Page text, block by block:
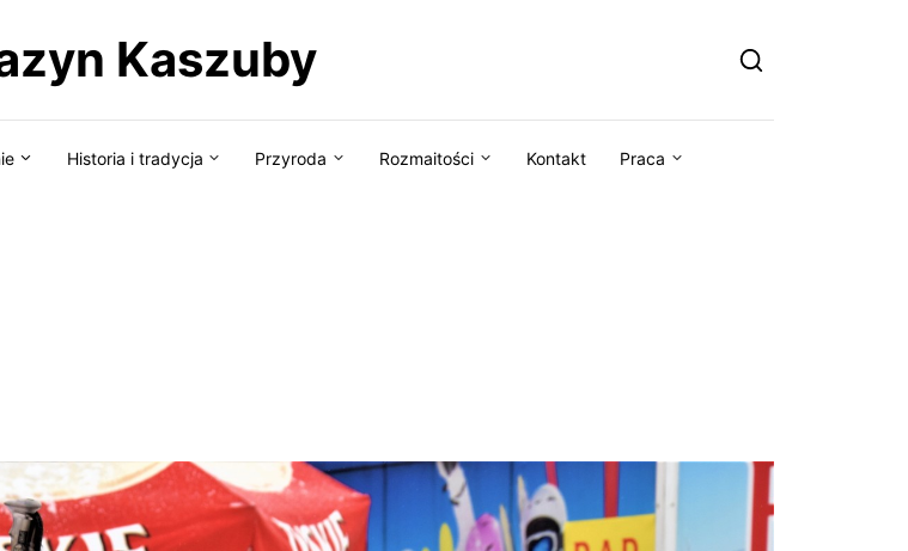
Kaszuby
Historia i tradycja Przyroda Rozmaitości Kontakt Praca